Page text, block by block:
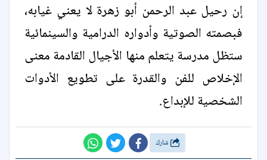
إن رحيل عبد الرحمن أبو زهرة لا يعني غيابه،
فبصمته الصوتية وأدواره الدرامية والسينمائية
ستظل مدرسة يتعلم منها الأجيال القادمة معنى
الإخلاص للفن والقدرة على تطويع الأدوات
الشخصية للإبداع.